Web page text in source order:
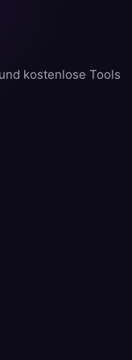
kostenlose Tools